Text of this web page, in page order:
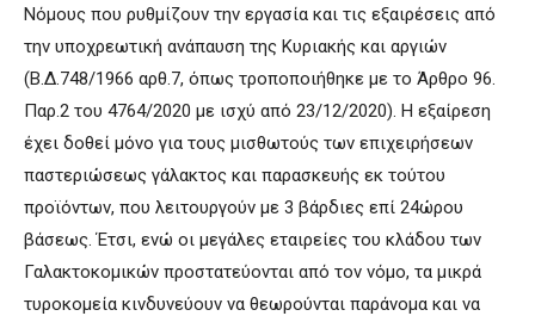
Νόμους που ρυθμίζουν την εργασία και τις εξαιρέσεις από
την υποχρεωτική ανάπαυση της Κυριακής και αργιών
(Β.Δ.748/1966 αρθ.7, όπως τροποποιήθηκε με το Άρθρο 96.
Παρ.2 του 4764/2020 με ισχύ από 23/12/2020). Η εξαίρεση
έχει δοθεί μόνο για τους μισθωτούς των επιχειρήσεων
παστεριώσεως γάλακτος και παρασκευής εκ τούτου
προϊόντων, που λειτουργούν με 3 βάρδιες επί 24ώρου
βάσεως. Έτσι, ενώ οι μεγάλες εταιρείες του κλάδου των
Γαλακτοκομικών προστατεύονται από τον νόμο, τα μικρά
τυροκομεία κινδυνεύουν να θεωρούνται παράνομα και να